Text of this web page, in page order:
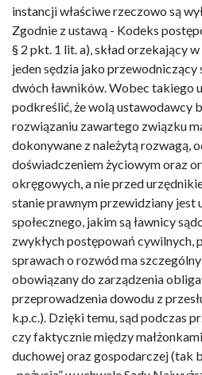
instancji właściwe rzeczowo są
Zgodnie z ustawą - Kodeks
§ 2 pkt. 1 lit. a), skład orzekający
jeden sędzia jako przewodniczący
dwóch ławników. Wobec takiego
podkreślić, że wolą ustawodawcy
rozwiązaniu zawartego związku
dokonywane z należytą rozwagą,
doświadczeniem życiowym oraz
okręgowych, a nie przed
stanie prawnym przewidziany jest
społecznego, jakim są ławnicy
zwykłych postępowań cywilnych,
sprawach o rozwód ma
obowiązany do zarządzenia
przeprowadzenia dowodu z
k.p.c.). Dzięki temu, sąd podczas
czy faktycznie między
duchowej oraz gospodarczej (tak